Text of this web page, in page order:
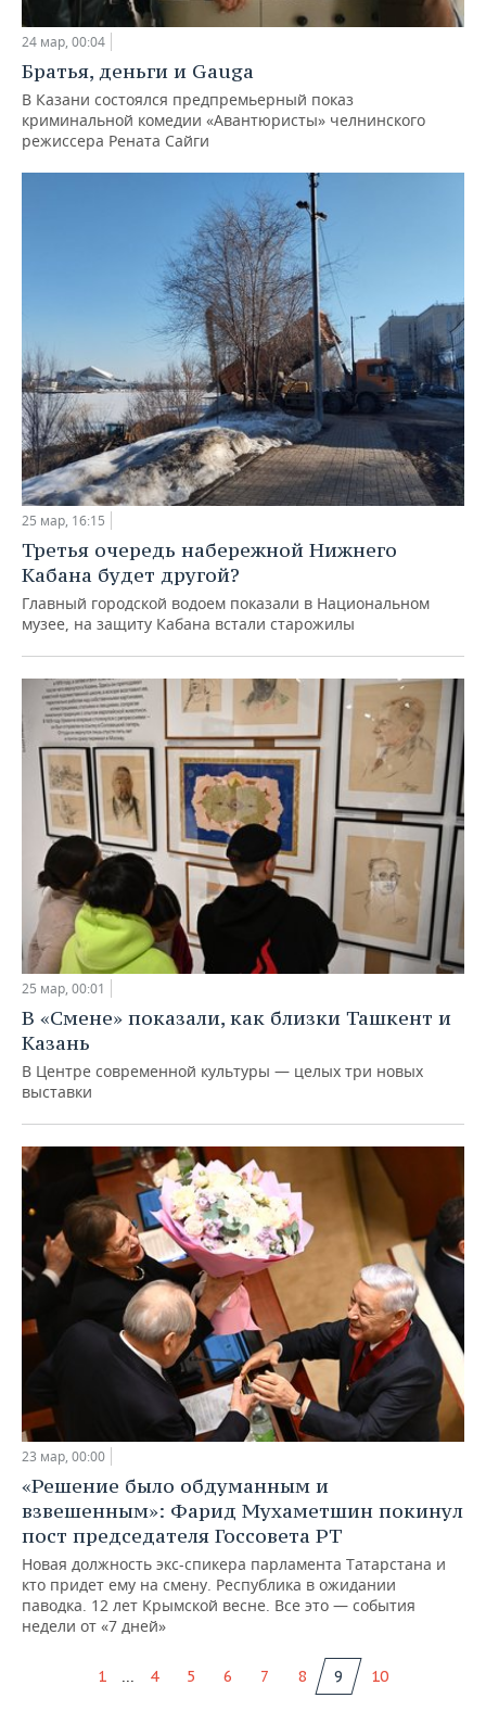
24 мар, 00:04
Братья, деньги и Gauga
В Казани состоялся предпремьерный показ
криминальной комедии «Авантюристы» челнинского
режиссера Рената Сайги
25 мар, 16:15
Третья очередь набережной Нижнего
Кабана будет другой?
Главный городской водоем показали в Национальном
музее, на защиту Кабана встали старожилы
25 мар, 00:01
В «Смене» показали, как близки Ташкент и
Казань
В Центре современной культуры — целых три новых
выставки
23 мар, 00:00
«Решение было обдуманным и
взвешенным»: Фарид Мухаметшин покинул
пост председателя Госсовета РТ
Новая должность экс-спикера парламента Татарстана и
кто придет ему на смену. Республика в ожидании
паводка. 12 лет Крымской весне. Все это — события
недели от «7 дней»
1 ... 4 5 6 7 8 9 10